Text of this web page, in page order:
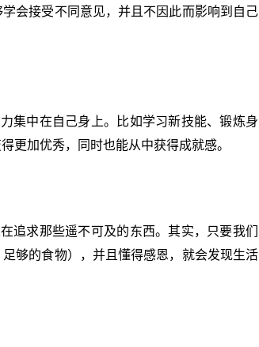
会接受不同意见，并且不因此而影响到自己
中在自己身上。比如学习新技能、锻炼身
更加优秀，同时也能从中获得成就感。
求那些遥不可及的东西。其实，只要我们
够的食物），并且懂得感恩，就会发现生活